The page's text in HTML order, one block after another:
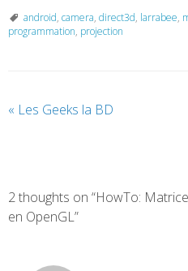
android, camera, direct3d, larrabee,
programmation, projection
« Les Geeks la BD
2 thoughts on “HowTo:
en OpenGL”